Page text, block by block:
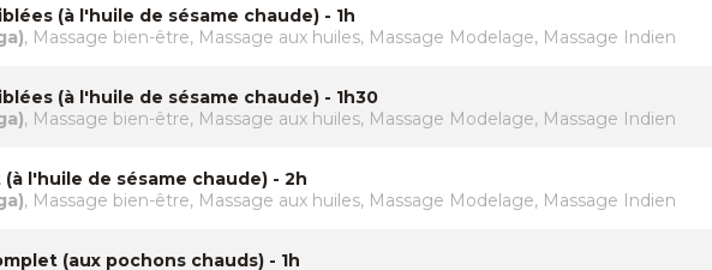
(à l'huile de sésame chaude) - 1h
, Massage bien-être, Massage aux huiles, Massage Modelage, Massage Indien
(à l'huile de sésame chaude) - 1h30
, Massage bien-être, Massage aux huiles, Massage Modelage, Massage Indien
l'huile de sésame chaude) - 2h
, Massage bien-être, Massage aux huiles, Massage Modelage, Massage Indien
(aux pochons chauds) - 1h